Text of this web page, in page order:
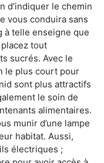
d’indiquer le chemin
vous conduira sans
à telle enseigne que
tout
sucrés. Avec le
le plus court pour
sont plus attractifs
le soin de
alimentaires.
munir d’une lampe
habitat. Aussi,
électriques ;